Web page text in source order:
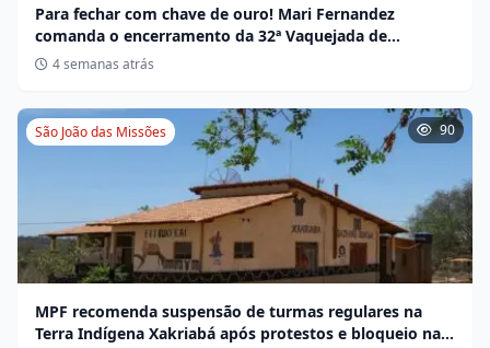
Para fechar com chave de ouro! Mari Fernandez
comanda o encerramento da 32ª Vaquejada de
Miravânia hoje
4 semanas atrás
São João das Missões 90
MPF recomenda suspensão de turmas regulares na
Terra Indígena Xakriabá após protestos e bloqueio na